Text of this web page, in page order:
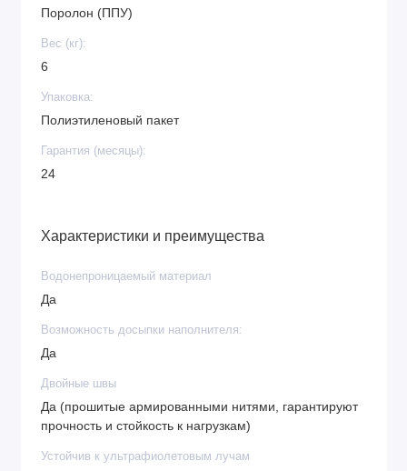
Поролон (ППУ)
Вес (кг):
6
Упаковка:
Полиэтиленовый пакет
Гарантия (месяцы):
24
Характеристики и преимущества
Водонепроницаемый материал
Да
Возможность досыпки наполнителя:
Да
Двойные швы
Да (прошитые армированными нитями, гарантируют
прочность и стойкость к нагрузкам)
Устойчив к ультрафиолетовым лучам